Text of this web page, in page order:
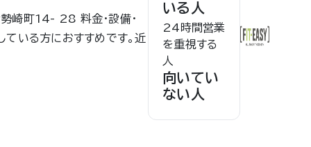
崎町14- 28 料金・設備・
いる方におすすめです。近
いる人
24時間営業
を重視する
人
向いてい
ない人